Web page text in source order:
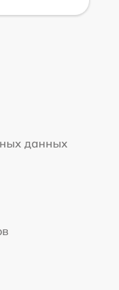
данных